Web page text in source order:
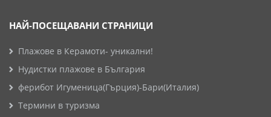
НАЙ-ПОСЕЩАВАНИ СТРАНИЦИ
Плажове в Керамоти- уникални!
Нудистки плажове в България
ферибот Игуменица(Гърция)-Бари(Италия)
Термини в туризма